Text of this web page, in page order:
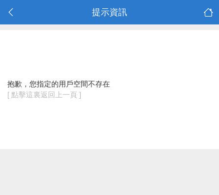
提示資訊
抱歉，您指定的用戶空間不存在
[ 點擊這裏返回上一頁 ]